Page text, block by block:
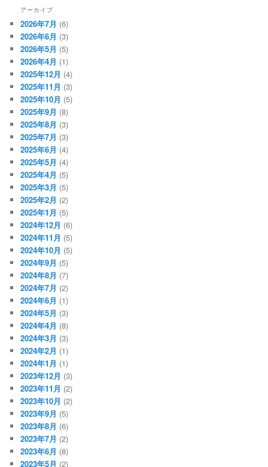
アーカイブ
2026年7月 (6)
2026年6月 (3)
2026年5月 (5)
2026年4月 (1)
2025年12月 (4)
2025年11月 (3)
2025年10月 (5)
2025年9月 (8)
2025年8月 (3)
2025年7月 (3)
2025年6月 (4)
2025年5月 (4)
2025年4月 (5)
2025年3月 (5)
2025年2月 (2)
2025年1月 (5)
2024年12月 (6)
2024年11月 (5)
2024年10月 (5)
2024年9月 (5)
2024年8月 (7)
2024年7月 (2)
2024年6月 (1)
2024年5月 (3)
2024年4月 (8)
2024年3月 (3)
2024年2月 (1)
2024年1月 (1)
2023年12月 (3)
2023年11月 (2)
2023年10月 (2)
2023年9月 (5)
2023年8月 (6)
2023年7月 (2)
2023年6月 (8)
2023年5月 (2)